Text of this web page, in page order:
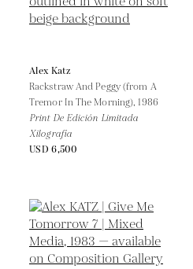
Alex Katz
Rackstraw And Peggy (from A
Tremor In The Morning),1986
Print De Edición Limitada
Xilografía
USD 6,500